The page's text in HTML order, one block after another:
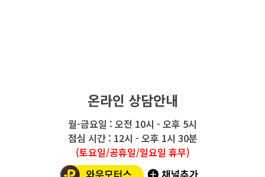
온라인 상담안내
월-금요일 : 오전 10시 - 오후 5시
점심 시간 : 12시 - 오후 1시 30분
(토요일/공휴일/일요일 휴무)